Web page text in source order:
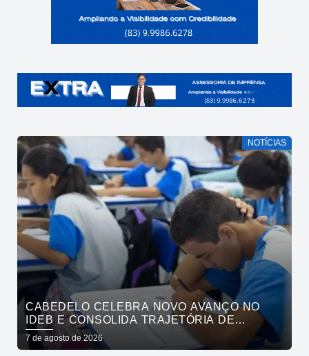
NOTÍCIAS
CABEDELO CELEBRA NOVO AVANÇO NO
IDEB E CONSOLIDA TRAJETÓRIA DE
CRESCIMENTO NA EDUCAÇÃO PÚBLICA
7 de agosto de 2026